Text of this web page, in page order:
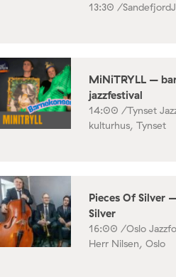
13:30 /
MiNiTRYLL –
jazzfestival
14:00 /Tynset
kulturhus, Tynset
Pieces Of Silver
Silver
16:00 /Oslo
Herr Nilsen, Oslo